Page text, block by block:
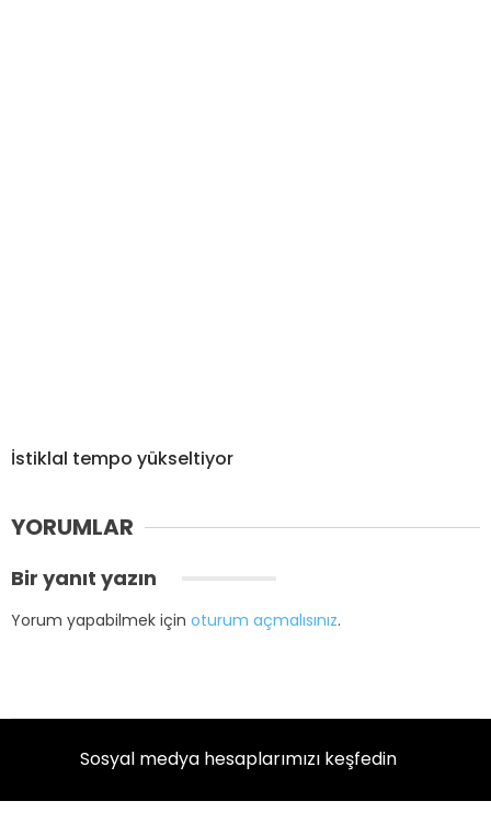
İstiklal tempo yükseltiyor
YORUMLAR
Bir yanıt yazın
Yorum yapabilmek için oturum açmalısınız.
Sosyal medya hesaplarımızı keşfedin